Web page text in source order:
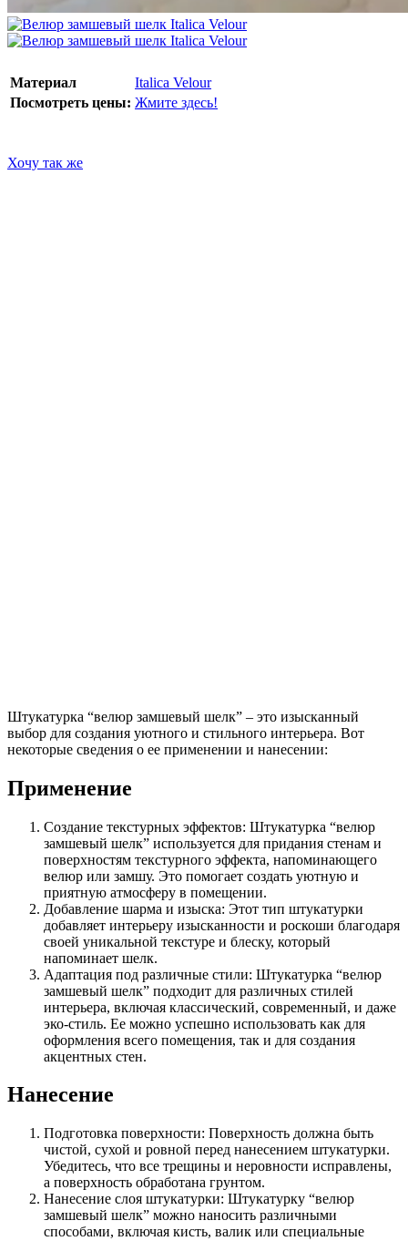
Материал
Italica Velour
Посмотреть цены: Жмите здесь!
Хочу так же
Штукатурка “велюр замшевый шелк” – это изысканный
выбор для создания уютного и стильного интерьера. Вот
некоторые сведения о ее применении и нанесении:
Применение
Создание текстурных эффектов: Штукатурка “велюр
замшевый шелк” используется для придания стенам и
поверхностям текстурного эффекта, напоминающего
велюр или замшу. Это помогает создать уютную и
приятную атмосферу в помещении.
Добавление шарма и изыска: Этот тип штукатурки
добавляет интерьеру изысканности и роскоши благодаря
своей уникальной текстуре и блеску, который
напоминает шелк.
Адаптация под различные стили: Штукатурка “велюр
замшевый шелк” подходит для различных стилей
интерьера, включая классический, современный, и даже
эко-стиль. Ее можно успешно использовать как для
оформления всего помещения, так и для создания
акцентных стен.
Нанесение
Подготовка поверхности: Поверхность должна быть
чистой, сухой и ровной перед нанесением штукатурки.
Убедитесь, что все трещины и неровности исправлены,
а поверхность обработана грунтом.
Нанесение слоя штукатурки: Штукатурку “велюр
замшевый шелк” можно наносить различными
способами, включая кисть, валик или специальные